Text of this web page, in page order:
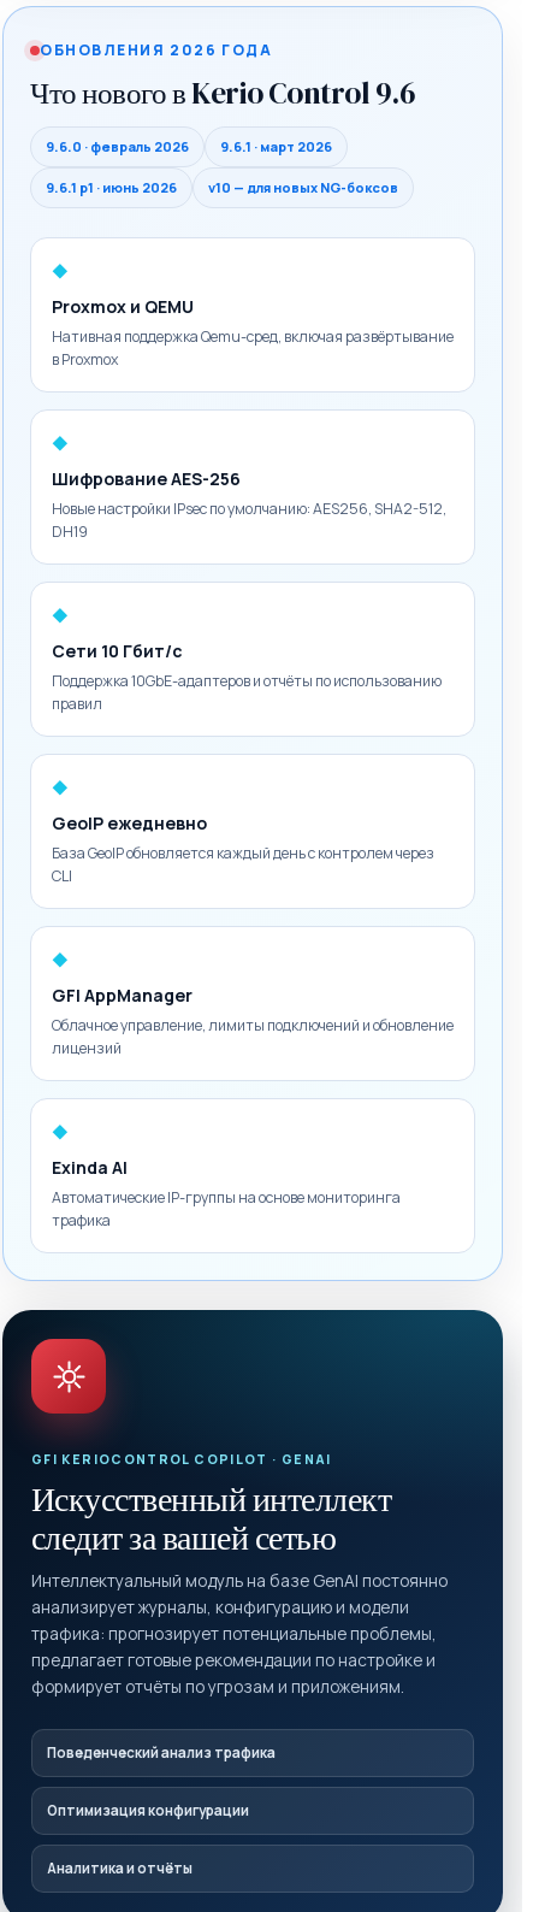
ОБНОВЛЕНИЯ 2026 ГОДА
Что нового в Kerio Control 9.6
9.6.0 · февраль 2026 9.6.1 · март 2026
9.6.1 p1 · июнь 2026 v10 — для новых NG-боксов
◆
Proxmox и QEMU
Нативная поддержка Qemu-сред, включая развёртывание
в Proxmox
◆
Шифрование AES-256
Новые настройки IPsec по умолчанию: AES256, SHA2-512,
DH19
◆
Сети 10 Гбит/с
Поддержка 10GbE-адаптеров и отчёты по использованию
правил
◆
GeoIP ежедневно
База GeoIP обновляется каждый день с контролем через
CLI
◆
GFI AppManager
Облачное управление, лимиты подключений и обновление
лицензий
◆
Exinda AI
Автоматические IP-группы на основе мониторинга
трафика
GFI KERIOCONTROL COPILOT · GENAI
Искусственный интеллект
следит за вашей сетью
Интеллектуальный модуль на базе GenAI постоянно
анализирует журналы, конфигурацию и модели
трафика: прогнозирует потенциальные проблемы,
предлагает готовые рекомендации по настройке и
формирует отчёты по угрозам и приложениям.
Поведенческий анализ трафика
Оптимизация конфигурации
Аналитика и отчёты